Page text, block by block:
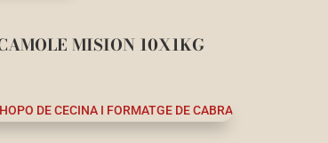
MISION 10X1KG